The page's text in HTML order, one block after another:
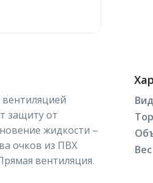
защиту от
жидкости –
очков из ПВХ
вентиляция.